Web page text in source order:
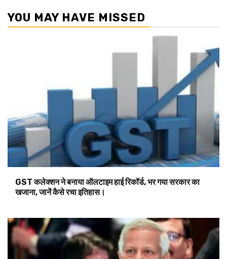
YOU MAY HAVE MISSED
GST कलेक्शन ने बनाया ऑलटाइम हाई रिकॉर्ड, भर गया सरकार का
खजाना, जानें कैसे रचा इतिहास।